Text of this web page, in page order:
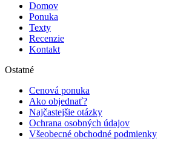
Domov
Ponuka
Texty
Recenzie
Kontakt
Ostatné
Cenová ponuka
Ako objednať?
Najčastejšie otázky
Ochrana osobných údajov
Všeobecné obchodné podmienky